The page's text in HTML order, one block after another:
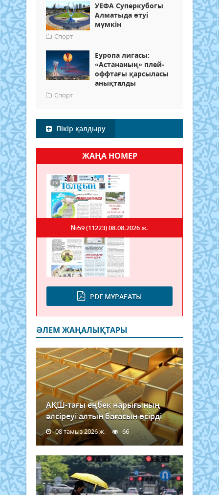
УЕФА Суперкубогы
Алматыда өтуі
мүмкін
Спорт
Еуропа лигасы:
«Астананың» плей-
оффтағы қарсыласы
анықталды
Спорт
Пікір қалдыру
ЖАҢА НОМЕР
PDF МҰРАҒАТЫ
№59 (11223)08.08.2026 ж.
ӘЛЕМ ЖАҢАЛЫҚТАРЫ
АҚШ-тағы еңбек нарығының
әлсіреуі алтын бағасын өсірді
08 тамыз 2026 ж. 66